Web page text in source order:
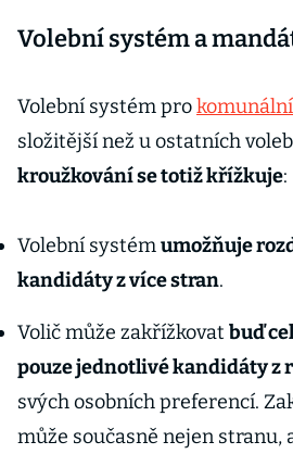
Volební systém a
Volební systém pro
složitější než u ostatních
kroužkování se totiž křížkuje:
Volební systémumožňuje
kandidáty z více stran.
Volič může zakřížkovat buď
pouze jednotlivé kandidáty z
svých osobních preferencí.
může současně nejen stranu,